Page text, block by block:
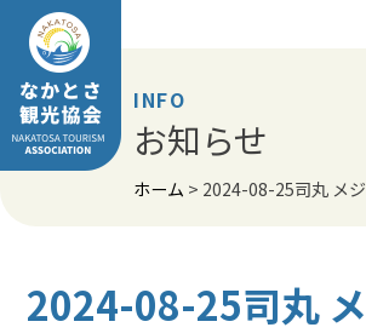
Skip
content
INFO
お知らせ
ホーム > 2024-08-25司丸 メ
2024-08-25司丸